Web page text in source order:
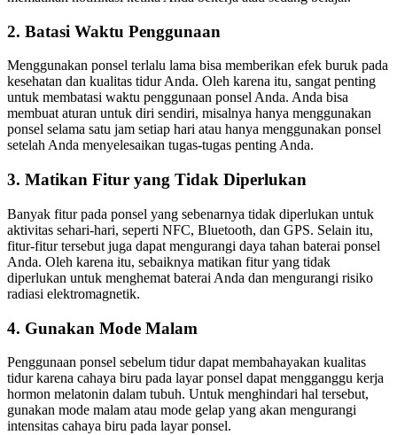
2. Batasi Waktu Penggunaan
Menggunakan ponsel terlalu lama bisa memberikan efek buruk pada
kesehatan dan kualitas tidur Anda. Oleh karena itu, sangat penting
untuk membatasi waktu penggunaan ponsel Anda. Anda bisa
membuat aturan untuk diri sendiri, misalnya hanya menggunakan
ponsel selama satu jam setiap hari atau hanya menggunakan ponsel
setelah Anda menyelesaikan tugas-tugas penting Anda.
3. Matikan Fitur yang Tidak Diperlukan
Banyak fitur pada ponsel yang sebenarnya tidak diperlukan untuk
aktivitas sehari-hari, seperti NFC, Bluetooth, dan GPS. Selain itu,
fitur-fitur tersebut juga dapat mengurangi daya tahan baterai ponsel
Anda. Oleh karena itu, sebaiknya matikan fitur yang tidak
diperlukan untuk menghemat baterai Anda dan mengurangi risiko
radiasi elektromagnetik.
4. Gunakan Mode Malam
Penggunaan ponsel sebelum tidur dapat membahayakan kualitas
tidur karena cahaya biru pada layar ponsel dapat mengganggu kerja
hormon melatonin dalam tubuh. Untuk menghindari hal tersebut,
gunakan mode malam atau mode gelap yang akan mengurangi
intensitas cahaya biru pada layar ponsel.